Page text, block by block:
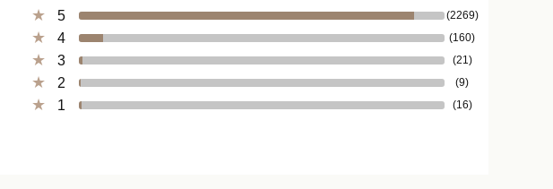
5 (2269)
4 (160)
3 (21)
2 (9)
1 (16)